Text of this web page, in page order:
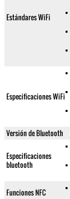
Estándares WiFi
Especificaciones WiFi
Versión de Bluetooth
Especificaciones
bluetooth
Funciones NFC